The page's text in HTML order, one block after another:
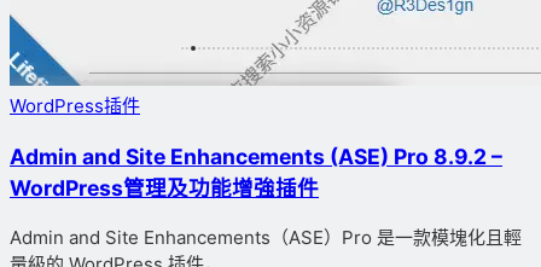
WordPress插件
Admin and Site Enhancements (ASE) Pro 8.9.2 –
WordPress管理及功能增強插件
Admin and Site Enhancements（ASE）Pro 是一款模塊化且輕